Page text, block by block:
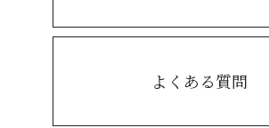
よくある質問